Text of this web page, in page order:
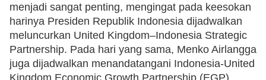
menjadi sangat penting, mengingat pada keesokan
harinya Presiden Republik Indonesia dijadwalkan
meluncurkan United Kingdom–Indonesia Strategic
Partnership. Pada hari yang sama, Menko Airlangga
juga dijadwalkan menandatangani Indonesia-United
Kingdom Economic Growth Partnership (EGP)